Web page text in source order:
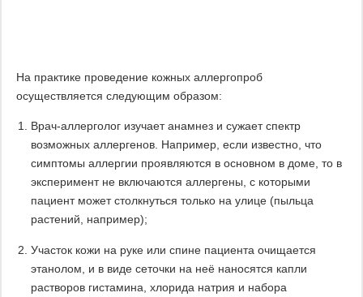
На практике проведение кожных аллергопроб
осуществляется следующим образом:
Врач-аллерголог изучает анамнез и сужает спектр
возможных аллергенов. Например, если известно, что
симптомы аллергии проявляются в основном в доме, то в
эксперимент не включаются аллергены, с которыми
пациент может столкнуться только на улице (пыльца
растений, например);
Участок кожи на руке или спине пациента очищается
этанолом, и в виде сеточки на неё наносятся капли
растворов гистамина, хлорида натрия и набора